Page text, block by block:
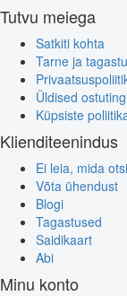
Tutvu meiega
Satkiti kohta
Tarne ja
Üldised
Küpsiste
Klienditeenindus
Ei leia, mida
Võta ühendust
Blogi
Tagastused
Saidikaart
Abi
Minu konto